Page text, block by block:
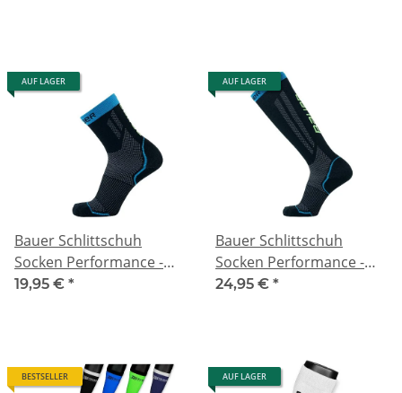
AUF LAGER
Bauer Schlittschuh
Socken Performance -
kurz
19,95 € *
AUF LAGER
Bauer Schlittschuh
Socken Performance -
lang
24,95 € *
BESTSELLER AUF LAGER